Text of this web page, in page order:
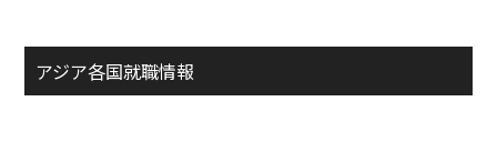
アジア各国就職情報